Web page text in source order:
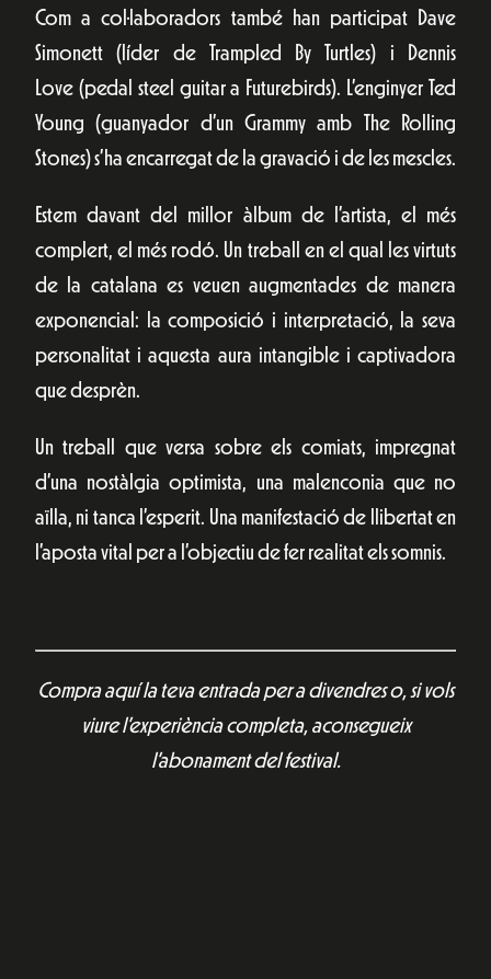
Com a col·laboradors també han participat Dave
Simonett (líder de Trampled By Turtles) i Dennis
Love (pedal steel guitar a Futurebirds). L’enginyer Ted
Young (guanyador d’un Grammy amb The Rolling
Stones) s’ha encarregat de la gravació i de les mescles.
Estem davant del millor àlbum de l’artista, el més
complert, el més rodó. Un treball en el qual les virtuts
de la catalana es veuen augmentades de manera
exponencial: la composició i interpretació, la seva
personalitat i aquesta aura intangible i captivadora
que desprèn.
Un treball que versa sobre els comiats, impregnat
d’una nostàlgia optimista, una malenconia que no
aïlla, ni tanca l’esperit. Una manifestació de llibertat en
l’aposta vital per a l’objectiu de fer realitat els somnis.
Compra aquí la teva entrada per a divendres o, si vols
viure l’experiència completa, aconsegueix
l’abonament del festival.